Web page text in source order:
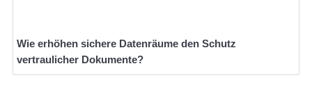
Wie erhöhen sichere Datenräume den Schutz
vertraulicher Dokumente?